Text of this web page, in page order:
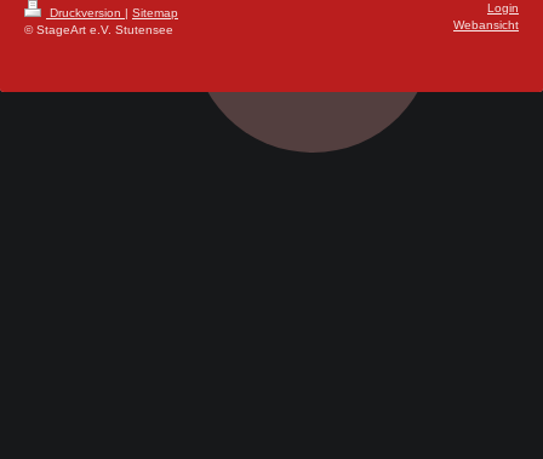
Druckversion
Sitemap
© StageArt e.V. Stutensee
Login
Webansicht